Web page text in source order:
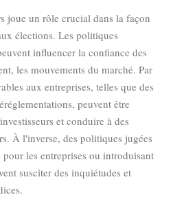
joue un rôle crucial dans la façon
élections. Les politiques
influencer la confiance des
les mouvements du marché. Par
aux entreprises, telles que des
peuvent être
et conduire à des
À l'inverse, des politiques jugées
les entreprises ou introduisant
susciter des inquiétudes et